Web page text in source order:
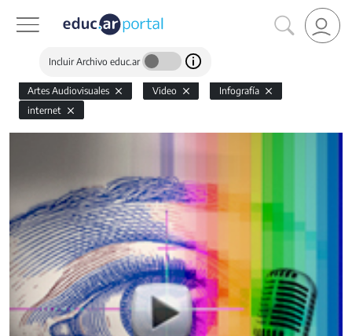
Incluir Archivo educ.ar
Artes Audiovisuales Video
Infografía
internet